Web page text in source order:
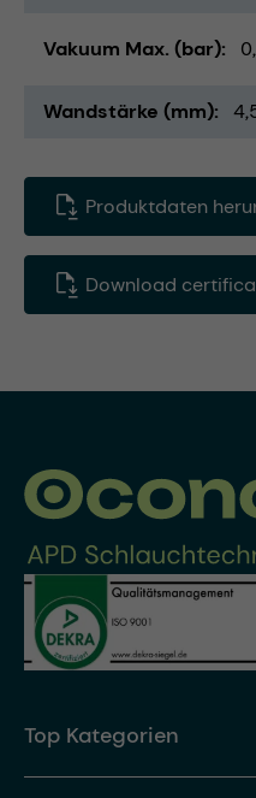
Vakuum Max. (bar)
Wandstärke (mm)
Produktdaten
Download
Top Kategorien